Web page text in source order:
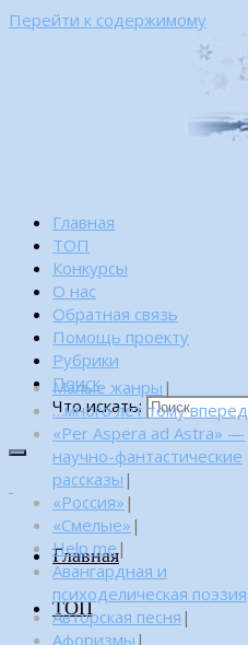
Перейти к содержимому
Главная
ТОП
Конкурсы
О нас
Обратная связь
Помощь проекту
Рубрики
Поиск
Что искать:
Главная
ТОП
Малые жанры |
…много лет тому вперед
«Per Aspera ad Astra» —
научно-фантастические
рассказы |
«Россия» |
«Смелые» |
Help me|
Авангардная и
психоделическая поэзия
Авторская песня |
Афоризмы |